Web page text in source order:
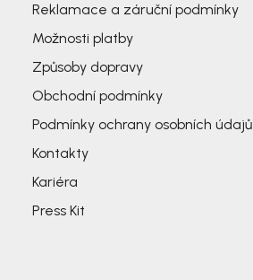
Reklamace a záruční podmínky
Možnosti platby
Způsoby dopravy
Obchodní podmínky
Podmínky ochrany osobních údajů
Kontakty
Kariéra
Press Kit